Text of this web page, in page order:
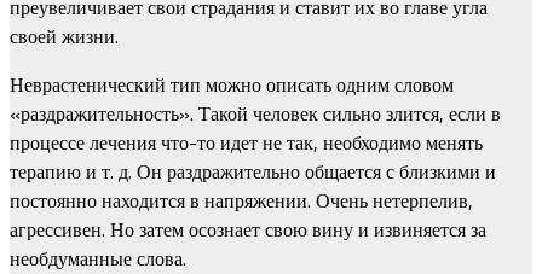
преувеличивает свои страдания и ставит их во главе угла
своей жизни.
Неврастенический тип можно описать одним словом
«раздражительность». Такой человек сильно злится, если в
процессе лечения что-то идет не так, необходимо менять
терапию и т. д. Он раздражительно общается с близкими и
постоянно находится в напряжении. Очень нетерпелив,
агрессивен. Но затем осознает свою вину и извиняется за
необдуманные слова.